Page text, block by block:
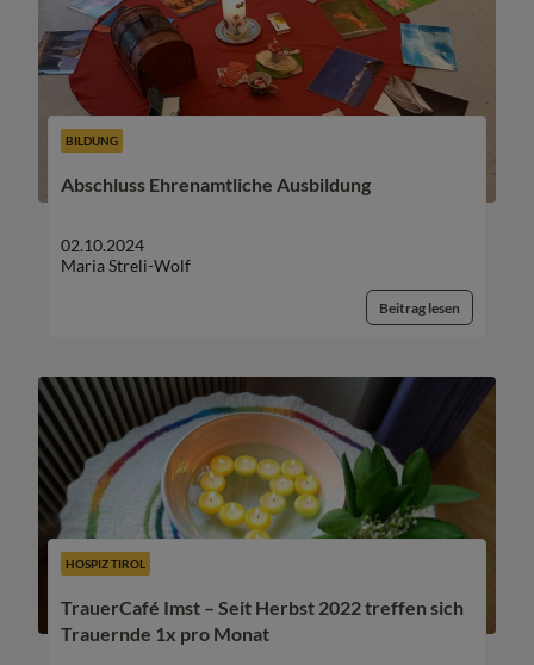
BILDUNG
Abschluss Ehrenamtliche Ausbildung
02.10.2024
Maria Streli-Wolf
Beitrag lesen
HOSPIZ TIROL
TrauerCafé Imst – Seit Herbst 2022 treffen sich
Trauernde 1x pro Monat